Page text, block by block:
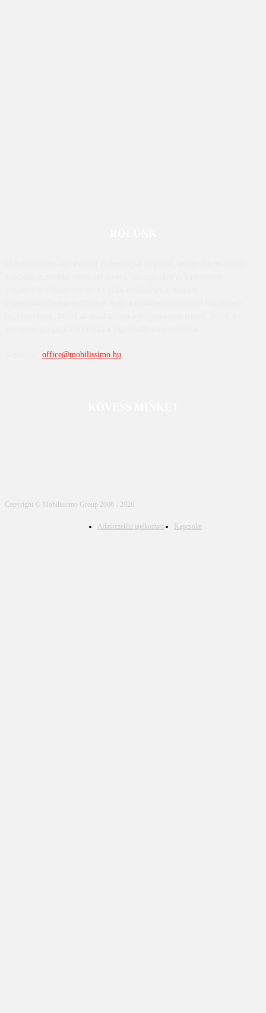
office@mobilissimo.hu
Copyright © Mobilissimo Group 2006 - 2026
Adatkezelési tájékoztató Kapcsolat